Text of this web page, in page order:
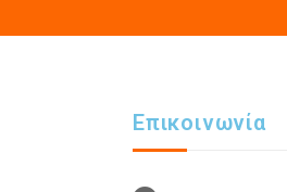
Επικοινωνία